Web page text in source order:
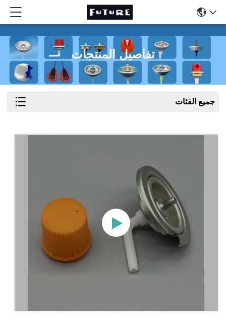
تفاصيل المنتجات
جميع الفئات